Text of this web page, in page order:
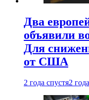
Два
объявили
Для
от США
2 года спустя2